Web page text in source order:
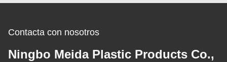
Contacta con nosotros
Ningbo Meida Plastic Products Co.,